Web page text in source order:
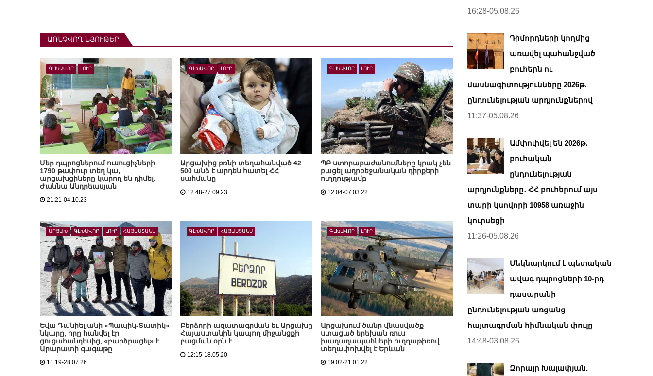
ԱՌՆՉՎՈՂ ՆՅՈՒԹԵՐ
ԳԼԽԱՎՈՐ ԼՈՒՐ
Մեր դպրոցներում ուսուցիչների
1790 թափուր տեղ կա,
արցախցիները կարող են դիմել.
Ժաննա Անդրեասյան
21:21-04.10.23
ԳԼԽԱՎՈՐ ԼՈՒՐ
Արցախից բռնի տեղահանված 42
500 անձ է արդեն հատել ՀՀ
սահմանը
12:48-27.09.23
ԳԼԽԱՎՈՐ ԼՈՒՐ
ՊԲ ստորաբաժանումները կրակ չեն
բացել ադրբեջանական դիրքերի
ուղղությամբ
12:04-07.03.22
ԱՐՑԱԽ ԳԼԽԱՎՈՐ ԼՈՒՐ ՀԱՅԱՍՏԱՆՍ
Եվա Դանիելյանի «Պապիկ-Տատիկ»
նկարը, որը հանվել էր
ցուցահանդեսից, «բարձրացել» է
Արարատի գագաթը
11:19-28.07.26
ԳԼԽԱՎՈՐ ՀԱՅԱՍՏԱՆՍ
Բերձորի ազատագրման եւ Արցախը
Հայաստանին կապող միջանցքի
բացման օրն է
12:15-18.05.20
ԳԼԽԱՎՈՐ ԼՈՒՐ
Արցախում ծանր վնասվածք
ստացած երեխան ռուս
խաղաղապահների ուղղաթիռով
տեղափոխվել է Երևան
19:02-21.01.22
16:28-05.08.26
Դիմորդների կողմից
առավել պահանջված
բուհերն ու
մասնագիտությունները 2026թ․
ընդունելության արդյունքներով
11:37-05.08.26
Ամփոփվել են 2026թ․
բուհական
ընդունելության
արդյունքները․ ՀՀ բուհերում այս
տարի կսովորի 10958 առաջին
կուրսեցի
11:26-05.08.26
Մեկնարկում է պետական
ավագ դպրոցների 10-րդ
դասարանի
ընդունելության առցանց
հայտագրման հիմնական փուլը
14:48-03.08.26
Զորայր Խալափյան.